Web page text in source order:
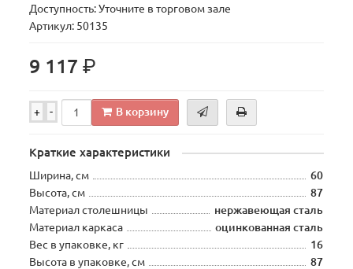
Доступность: Уточните в торговом зале
Артикул: 50135
9 117р.
+ - В корзину
Краткие характеристики
Ширина, см
60
Высота, см
87
Материал столешницы
нержавеющая сталь
Материал каркаса
оцинкованная сталь
Вес в упаковке, кг
16
Высота в упаковке, см
87